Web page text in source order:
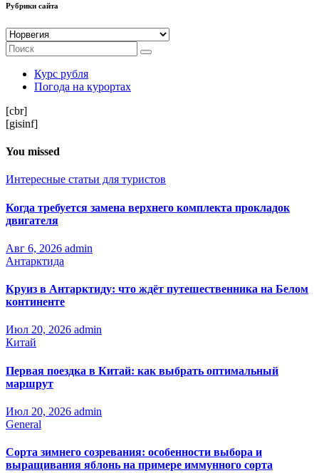
Рубрики сайта
Рубрики
сайта
Курс рубля
Погода на курортах
[cbr]
[gisinf]
You missed
Интересные статьи для туристов
Когда требуется замена верхнего комплекта прокладок
двигателя
Авг 6, 2026 admin
Антарктида
Круиз в Антарктиду: что ждёт путешественника на Белом
континенте
Июл 20, 2026 admin
Китай
Первая поездка в Китай: как выбрать оптимальный
маршрут
Июл 20, 2026 admin
General
Сорта зимнего созревания: особенности выбора и
выращивания яблонь на примере иммунного сорта